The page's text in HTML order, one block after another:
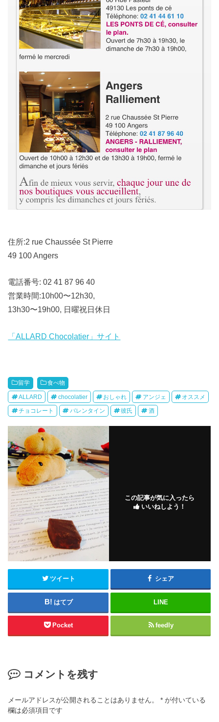
住所:2 rue Chaussée St Pierre
49 100 Angers
電話番号: 02 41 87 96 40
営業時間:10h00〜12h30,
13h30〜19h00, 日曜祝日休日
「ALLARD Chocolatier」サイト
留学 食べ物
ALLARD chocolatier おしゃれ アンジェ オススメ
チョコレート バレンタイン 彼氏 酒
この記事が気に入ったら
いいねしよう！
ツイート シェア
はてブ LINE
Pocket feedly
コメントを残す
メールアドレスが公開されることはありません。 * が付いている
欄は必須項目です